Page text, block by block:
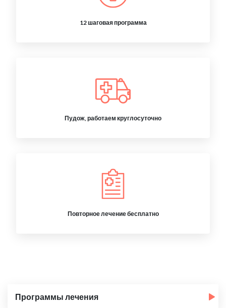
12 шаговая программа
Пудож, работаем круглосуточно
Повторное лечение бесплатно
Программы лечения